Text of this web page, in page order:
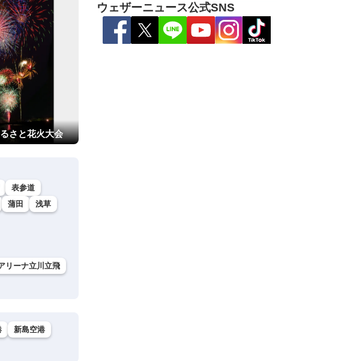
さと花火大会
表参道
蒲田
浅草
リーナ立川立飛
新島空港
ウェザーニュース公式SNS